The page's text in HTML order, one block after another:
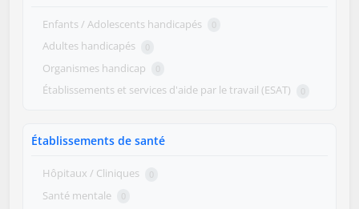
Enfants / Adolescents handicapés 0
Adultes handicapés 0
Organismes handicap 0
Établissements et services d'aide par le travail (ESAT) 0
Établissements de santé
Hôpitaux / Cliniques 0
Santé mentale 0